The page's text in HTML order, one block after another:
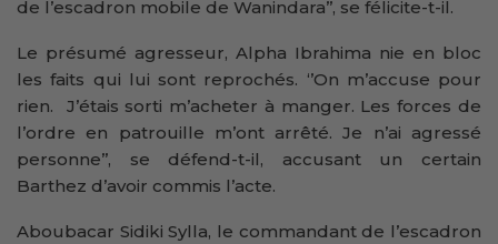
de l’escadron mobile de Wanindara’’, se félicite-t-il.
Le présumé agresseur, Alpha Ibrahima nie en bloc
les faits qui lui sont reprochés. ‘’On m’accuse pour
rien. J’étais sorti m’acheter à manger. Les forces de
l’ordre en patrouille m’ont arrêté. Je n’ai agressé
personne’’, se défend-t-il, accusant un certain
Barthez d’avoir commis l’acte.
Aboubacar Sidiki Sylla, le commandant de l’escadron